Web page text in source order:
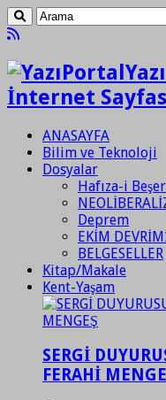
İnternet
ANASAYFA
Bilim ve Teknoloji
Dosyalar
Hafıza-i Beşer
Deprem
EKİM
BELGESELLER
Kitap/Makale
Kent-Yaşam
SERGİ
FERAHİ